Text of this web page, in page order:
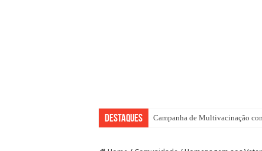
Destaques Campanha de Multivacinação